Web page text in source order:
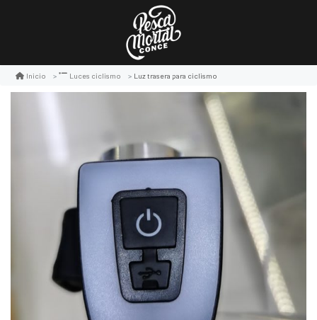
Inicio Luces ciclismo Luz trasera para ciclismo